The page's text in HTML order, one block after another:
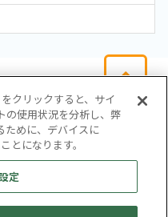
サイトマップ
個人情報保護方針
ツー
クリックすると、サイ
の使用状況を分析し、弊
ために、デバイスに
とになります。
定